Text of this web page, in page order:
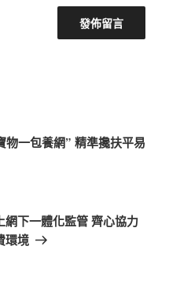
一包養網” 精準攙扶平易
下一體化監管 齊心協力
環境